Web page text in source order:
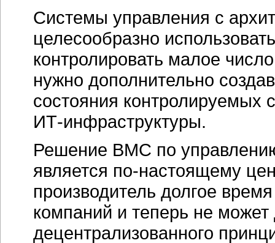
Системы управления с
целесообразно
контролировать малое
нужно дополнительно
состояния контролируемых
ИТ-инфраструктуры.
Решение ВМС по
является по-настоящему
производитель долгое
компаний и теперь не может
децентрализованного